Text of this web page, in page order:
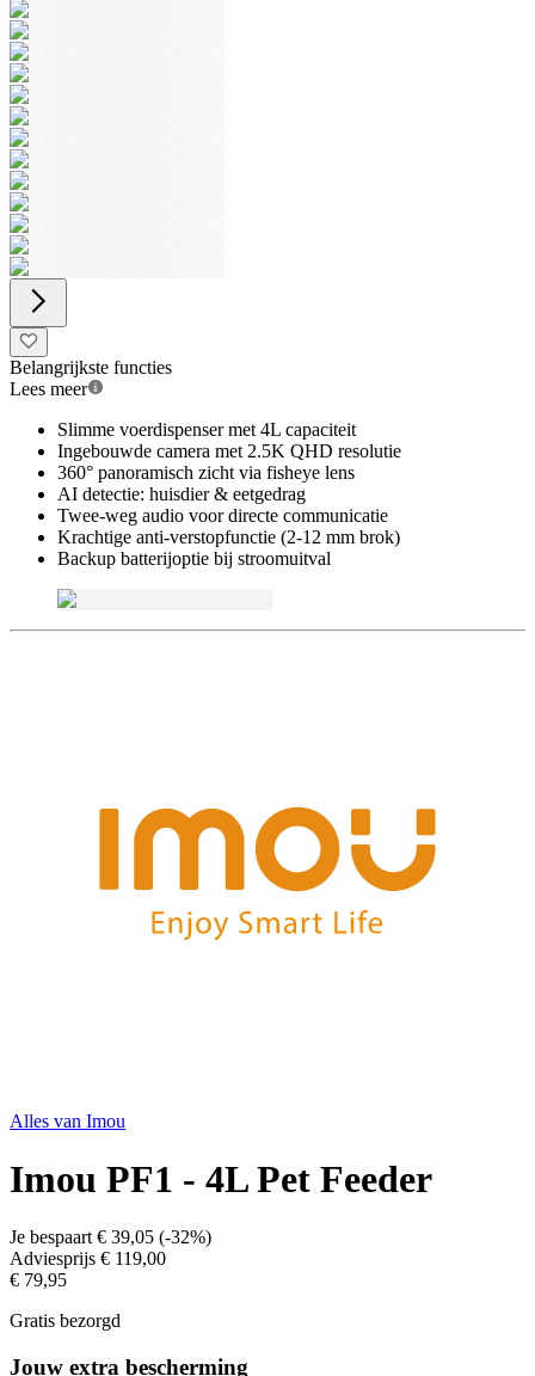
Belangrijkste functies
Lees meer
Slimme voerdispenser met 4L capaciteit
Ingebouwde camera met 2.5K QHD resolutie
360° panoramisch zicht via fisheye lens
AI detectie: huisdier & eetgedrag
Twee-weg audio voor directe communicatie
Krachtige anti-verstopfunctie (2-12 mm brok)
Backup batterijoptie bij stroomuitval
Alles van Imou
Imou PF1 - 4L Pet Feeder
Je bespaart € 39,05 (-32%)
Adviesprijs € 119,00
€ 79,95
Gratis bezorgd
Jouw extra bescherming